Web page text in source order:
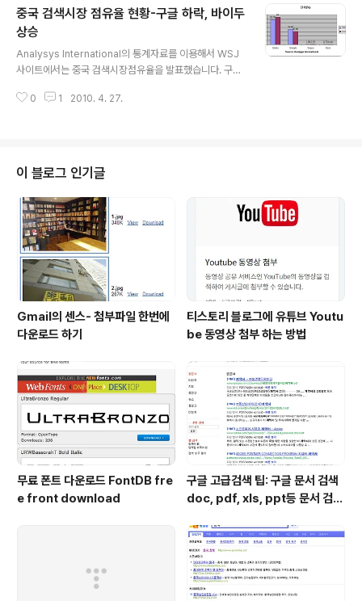
전년대비 27% 상승했다고 합니다.
중국 검색시장 점유율 현황-구글 하락, 바이두
상승
Analysys International의 통계자료를 이용해서 WSJ
사이트에서는 중국 검색시장점유율을 발표했습니다. 구글
비해서 4.7%하락했고 바이두가 5.6% 상승했습니다. 검
Soso는 중국에서 최대 IM유저(QQ)를 보유하고 있는 Te
ncent회사의 제품입니다.
0 1 2010. 4. 27.
이 블로그 인기글
Gmail의 센스- 첨부파일 한번에
다운로드 하기
티스토리 블로그에 유튜브 Youtu
be 동영상 첨부 하는 방법
무료 폰트 다운로드 FontDB fre
e front download
구글 고급검색 팁: 구글 문서 검색
doc, pdf, xls, ppt등 문서 검색